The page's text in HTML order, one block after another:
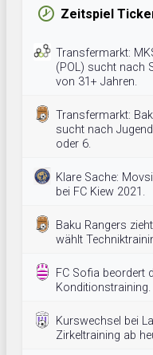
Zeitspiel
Transfermarkt:
(POL) sucht nach
von 31+ Jahren.
Transfermarkt:
sucht nach
oder 6.
Klare Sache:
bei FC Kiew 2021.
Baku Rangers
wählt
FC Sofia beordert
Konditionstraining.
Kurswechsel bei
Zirkeltraining ab